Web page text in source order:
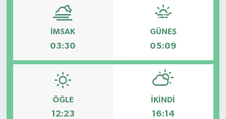
İMSAK
03:30
GÜNEŞ
05:09
ÖĞLE
12:23
İKINDI
16:14